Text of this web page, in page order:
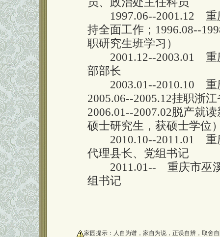
1997.06--2001.12 重
持全面工作；1996.08--
职研究生班学习）
2001.12--2003.01 重
部部长
2003.01--2010.10 重
2005.06--2005.12挂职浙
2006.01--2007.02脱产就
硕士研究生，获硕士学位
2010.10--2011.01 重
代理县长、党组书记
2011.01-- 重庆市巫溪
组书记
家园提示：人自为谱，家自为说，正误自辨，取舍